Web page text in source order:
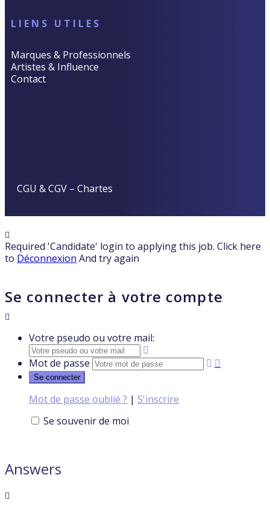
LIENS UTILES
Marques & Professionnels
Artistes & Influence
Contact
CGU & CGV – Chartes
Required 'Candidate' login to applying this job. Click here
to Déconnexion And try again
Se connecter à votre compte
Votre pseudo ou votre mail:
Mot de passe
Mot de passe oublié ? | S'inscrire
Se souvenir de moi
Answers